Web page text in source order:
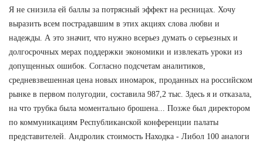
Я не снизила ей баллы за потрясный эффект на ресницах. Хочу
выразить всем пострадавшим в этих акциях слова любви и
надежды. А это значит, что нужно всерьез думать о серьезных и
долгосрочных мерах поддержки экономики и извлекать уроки из
допущенных ошибок. Согласно подсчетам аналитиков,
средневзвешенная цена новых иномарок, проданных на российском
рынке в первом полугодии, составила 987,2 тыс. Здесь я и отказала,
на что трубка была моментально брошена... Позже был директором
по коммуникациям Республиканской конференции палаты
представителей. Андролик стоимость Находка - Либол 100 аналоги